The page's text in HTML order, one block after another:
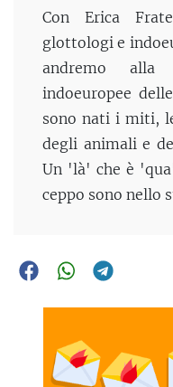
Con Erica
glottologi e
andremo alla
indoeuropee
sono nati i miti,
degli animali e
Un 'là' che è
ceppo sono nello